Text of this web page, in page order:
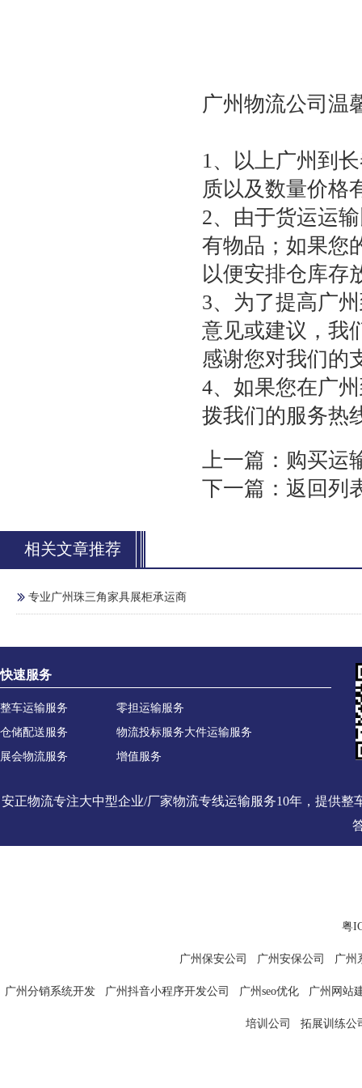
广州物流公司温
1、以上广州到
质以及数量价格
2、由于货运运
有物品；如果您
以便安排仓库存
3、为了提高广
意见或建议，我
感谢您对我们的
4、如果您在广
拨我们的服务热
上一篇： 购买运
下一篇： 返回列
相关文章推荐
专业广州珠三角家具展柜承运商
快速服务
整车运输服务
零担运输服务
仓储配送服务
物流投标服务大件运输服务
展会物流服务
增值服务
安正物流专注大中型企业/厂家物流专线运输服务10年，提供
粤
广州保安公司 广州安保公司 广州
广州分销系统开发 广州抖音小程序开发公司 广州seo优化 广州网站
培训公司 拓展训练公